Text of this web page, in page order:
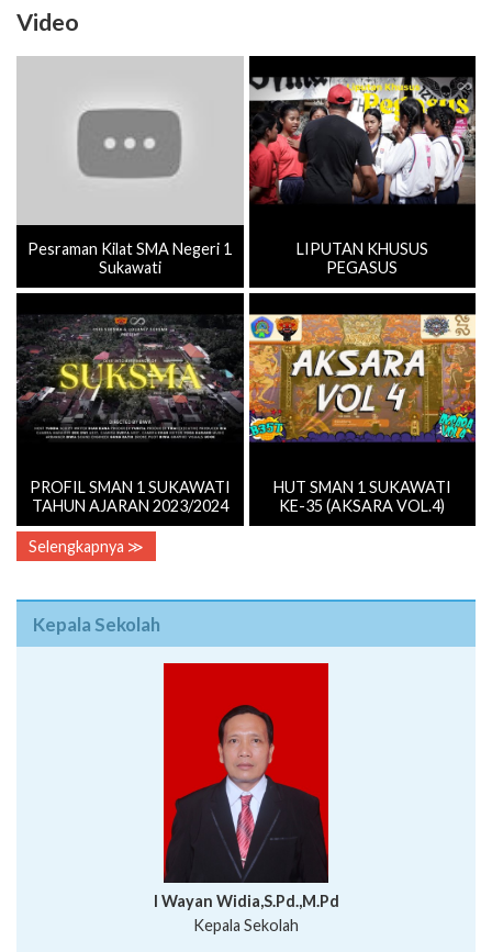
Video
Pesraman Kilat SMA Negeri 1
Sukawati
LIPUTAN KHUSUS
PEGASUS
PROFIL SMAN 1 SUKAWATI
TAHUN AJARAN 2023/2024
HUT SMAN 1 SUKAWATI
KE-35 (AKSARA VOL.4)
Selengkapnya ≫
Kepala Sekolah
I Wayan Widia,S.Pd.,M.Pd
Kepala Sekolah